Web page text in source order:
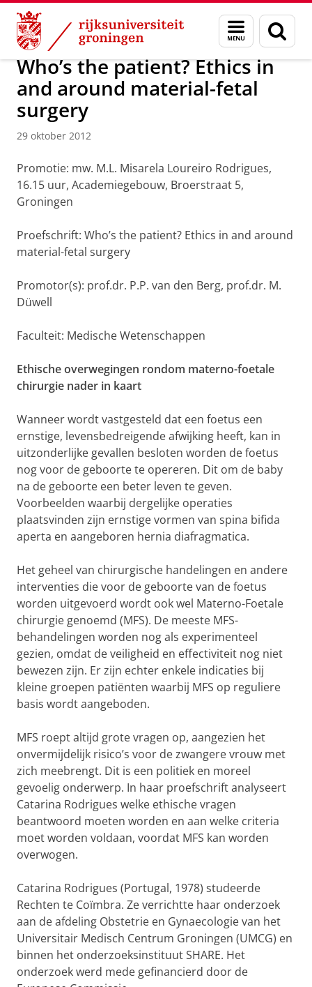
Skip
Content
Skip
Navigation
Menu
en
zoeken
Over ons Actueel Nieuws Nieuwsberichten
Who’s the patient? Ethics in
and around material-fetal
surgery
29 oktober 2012
Promotie: mw. M.L. Misarela Loureiro Rodrigues,
16.15 uur, Academiegebouw, Broerstraat 5,
Groningen
Proefschrift: Who’s the patient? Ethics in and around
material-fetal surgery
Promotor(s): prof.dr. P.P. van den Berg, prof.dr. M.
Düwell
Faculteit: Medische Wetenschappen
Ethische overwegingen rondom materno-foetale
chirurgie nader in kaart
Wanneer wordt vastgesteld dat een foetus een
ernstige, levensbedreigende afwijking heeft, kan in
uitzonderlijke gevallen besloten worden de foetus
nog voor de geboorte te opereren. Dit om de baby
na de geboorte een beter leven te geven.
Voorbeelden waarbij dergelijke operaties
plaatsvinden zijn ernstige vormen van spina bifida
aperta en aangeboren hernia diafragmatica.
Het geheel van chirurgische handelingen en andere
interventies die voor de geboorte van de foetus
worden uitgevoerd wordt ook wel Materno-Foetale
chirurgie genoemd (MFS). De meeste MFS-
behandelingen worden nog als experimenteel
gezien, omdat de veiligheid en effectiviteit nog niet
bewezen zijn. Er zijn echter enkele indicaties bij
kleine groepen patiënten waarbij MFS op reguliere
basis wordt aangeboden.
MFS roept altijd grote vragen op, aangezien het
onvermijdelijk risico’s voor de zwangere vrouw met
zich meebrengt. Dit is een politiek en moreel
gevoelig onderwerp. In haar proefschrift analyseert
Catarina Rodrigues welke ethische vragen
beantwoord moeten worden en aan welke criteria
moet worden voldaan, voordat MFS kan worden
overwogen.
Catarina Rodrigues (Portugal, 1978) studeerde
Rechten te Coïmbra. Ze verrichtte haar onderzoek
aan de afdeling Obstetrie en Gynaecologie van het
Universitair Medisch Centrum Groningen (UMCG) en
binnen het onderzoeksinstituut SHARE. Het
onderzoek werd mede gefinancierd door de